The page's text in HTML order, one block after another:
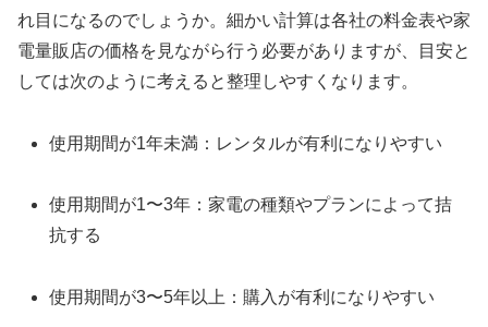
れ目になるのでしょうか。細かい計算は各社の料金表や家
電量販店の価格を見ながら行う必要がありますが、目安と
しては次のように考えると整理しやすくなります。
使用期間が1年未満：レンタルが有利になりやすい
使用期間が1〜3年：家電の種類やプランによって拮
抗する
使用期間が3〜5年以上：購入が有利になりやすい